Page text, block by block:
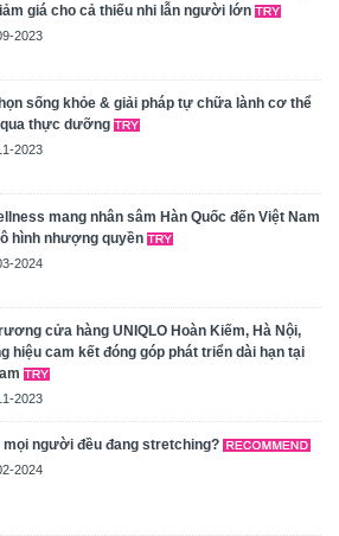
giá cho cả thiếu nhi lẫn người lớn
2023
sống khỏe & giải pháp tự chữa lành cơ thể
thực dưỡng
2023
mang nhân sâm Hàn Quốc đến Việt Nam
hình nhượng quyền
2024
cửa hàng UNIQLO Hoàn Kiếm, Hà Nội,
hiệu cam kết đóng góp phát triển dài hạn tại
2023
mọi người đều đang stretching?
2024